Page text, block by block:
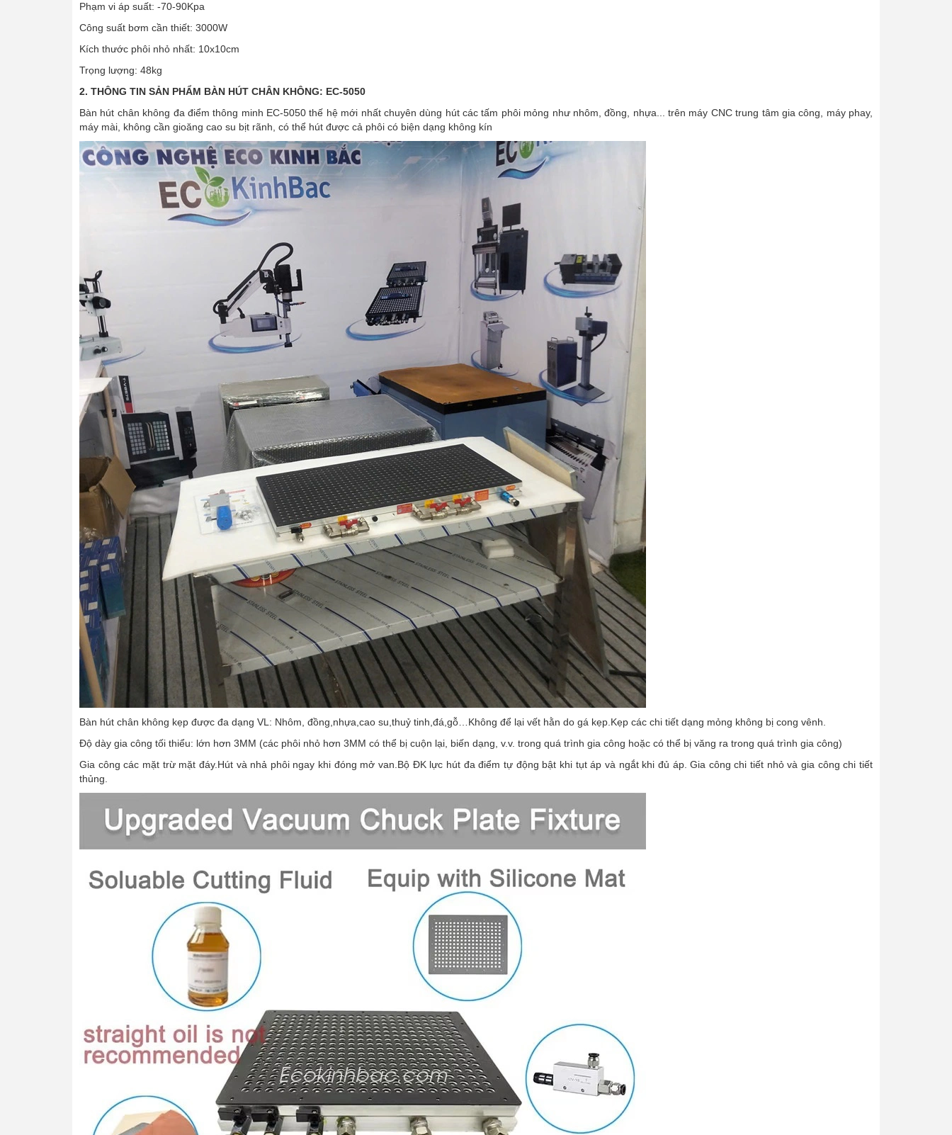
Phạm vi áp suất: -70-90Kpa
Công suất bơm cần thiết: 3000W
Kích thước phôi nhỏ nhất: 10x10cm
Trọng lượng: 48kg
2. THÔNG TIN SẢN PHẨM BÀN HÚT CHÂN KHÔNG: EC-5050
Bàn hút chân không đa điểm thông minh EC-5050 thế hệ mới nhất chuyên dùng hút các tấm phôi mỏng như nhôm, đồng, nhựa... trên máy CNC trung tâm gia công, máy phay,
máy mài, không cần gioăng cao su bịt rãnh, có thể hút được cả phôi có biện dạng không kín
Bàn hút chân không kẹp được đa dạng VL: Nhôm, đồng,nhựa,cao su,thuỷ tinh,đá,gỗ…Không để lại vết hằn do gá kẹp.Kẹp các chi tiết dạng mỏng không bị cong vênh.
Độ dày gia công tối thiểu: lớn hơn 3MM (các phôi nhỏ hơn 3MM có thể bị cuộn lại, biến dạng, v.v. trong quá trình gia công hoặc có thể bị văng ra trong quá trình gia công)
Gia công các mặt trừ mặt đáy.Hút và nhả phôi ngay khi đóng mở van.Bộ ĐK lực hút đa điểm tự động bật khi tụt áp và ngắt khi đủ áp. Gia công chi tiết nhỏ và gia công chi tiết
thủng.